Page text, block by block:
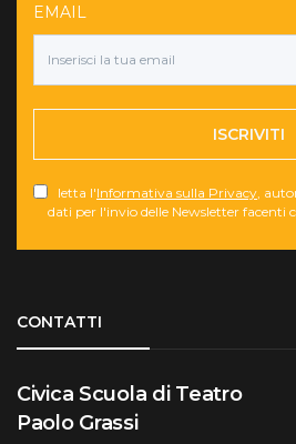
EMAIL
ISCRIVITI
letta l'Informativa sulla Privacy,
dati per l'invio delle Newsletter facenti
CONTATTI
Civica Scuola di Teatro
Paolo Grassi